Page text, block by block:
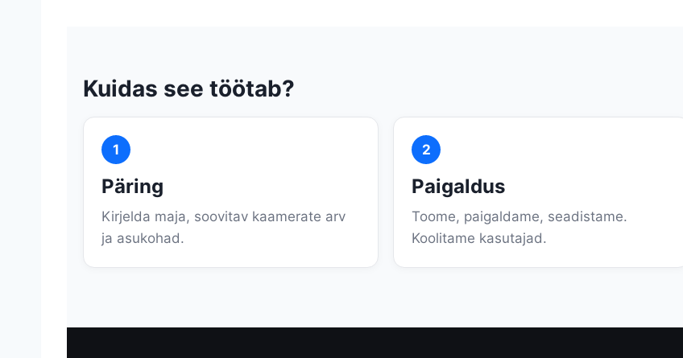
Kuidas see töötab?
1
Päring
Kirjelda maja, soovitav kaamerate arv
ja asukohad.
2
Paigaldus
Toome, paigaldame, seadistame.
Koolitame kasutajad.